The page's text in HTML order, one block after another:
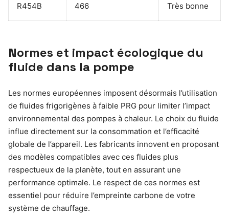
R454B 466 Très bonne
Normes et impact écologique du
fluide dans la pompe
Les normes européennes imposent désormais l’utilisation
de fluides frigorigènes à faible PRG pour limiter l’impact
environnemental des pompes à chaleur. Le choix du fluide
influe directement sur la consommation et l’efficacité
globale de l’appareil. Les fabricants innovent en proposant
des modèles compatibles avec ces fluides plus
respectueux de la planète, tout en assurant une
performance optimale. Le respect de ces normes est
essentiel pour réduire l’empreinte carbone de votre
système de chauffage.